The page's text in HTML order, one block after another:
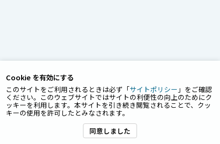
Cookie を有効にする
このサイトをご利用されるときは必ず「サイトポリシー 」をご確認
ください。このウェブサイトではサイトの利便性の向上のためにク
ッキーを利用します。本サイトを引き続き閲覧されることで、クッ
キーの使用を許可したとみなされます。
同意しました